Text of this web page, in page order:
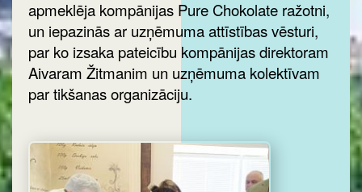
apmeklēja kompānijas Pure Chokolate ražotni,
un iepazinās ar uzņēmuma attīstības vēsturi,
par ko izsaka pateicību kompānijas direktoram
Aivaram Žitmanim un uzņēmuma kolektīvam
par tikšanas organizāciju.